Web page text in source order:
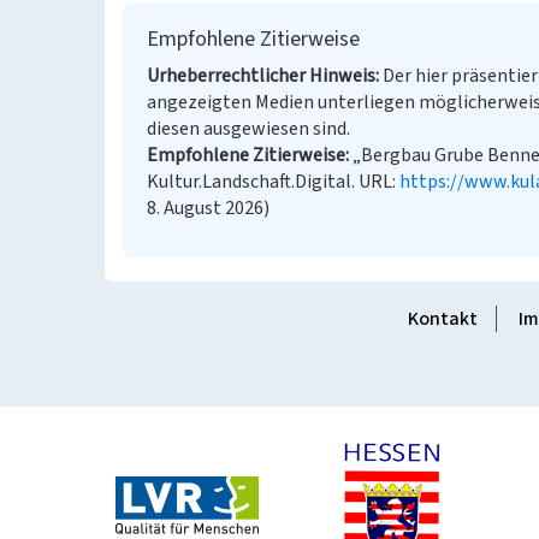
Empfohlene Zitierweise
Urheberrechtlicher Hinweis Der hier
angezeigten Medien unterliegen
diesen ausgewiesen sind.
Empfohlene Zitierweise „Bergbau Grube
Kultur.Landschaft.Digital. URL: https://
8. August 2026)
Kontakt